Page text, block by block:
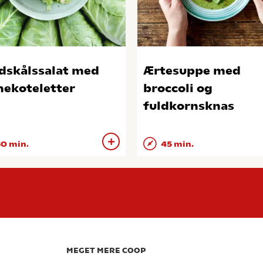
med
min.
Ærtesuppe med
broccoli og
fuldkornsknas
45 min.
MEGET MERE COOP